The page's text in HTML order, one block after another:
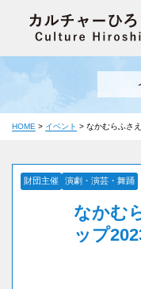
HOME > イベント > なかむらふさ
財団主催 演劇・演芸・舞踊
なかむ
ップ